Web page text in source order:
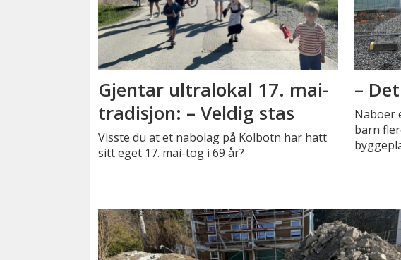
Gjentar ultralokal 17. mai-
tradisjon: – Veldig stas
Visste du at et nabolag på Kolbotn har hatt
sitt eget 17. mai-tog i 69 år?
–
Naboer
barn